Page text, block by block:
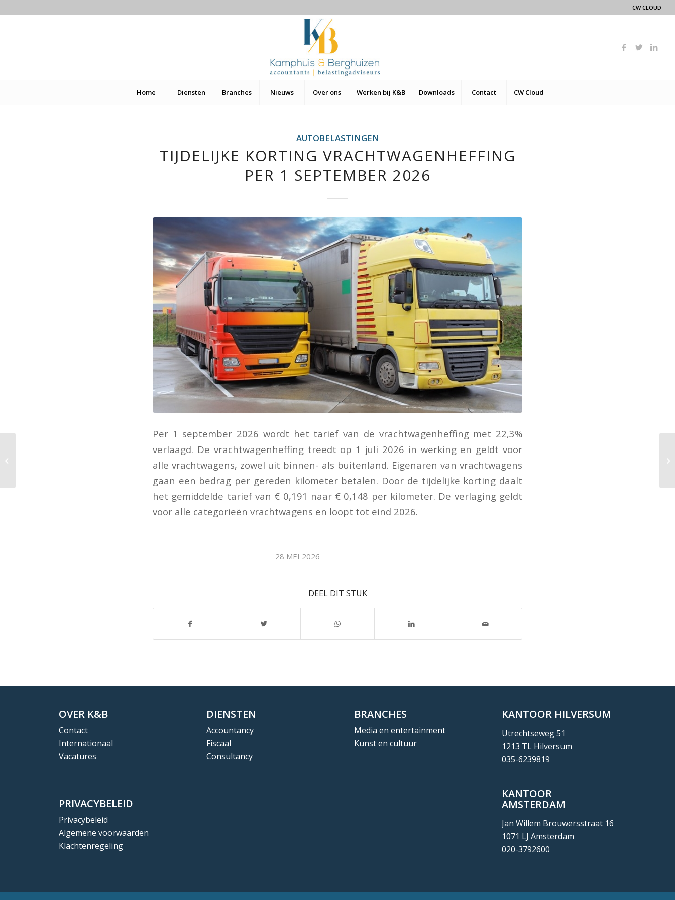
CW CLOUD
Home Diensten Branches Nieuws Over ons Werken bij K&B Downloads Contact CW Cloud
AUTOBELASTINGEN
TIJDELIJKE KORTING VRACHTWAGENHEFFING
PER 1 SEPTEMBER 2026
Per 1 september 2026 wordt het tarief van de vrachtwagenheffing met 22,3%
verlaagd. De vrachtwagenheffing treedt op 1 juli 2026 in werking en geldt voor
alle vrachtwagens, zowel uit binnen- als buitenland. Eigenaren van vrachtwagens
gaan een bedrag per gereden kilometer betalen. Door de tijdelijke korting daalt
het gemiddelde tarief van € 0,191 naar € 0,148 per kilometer. De verlaging geldt
voor alle categorieën vrachtwagens en loopt tot eind 2026.
28 MEI 2026
/
DEEL DIT STUK
OVER K&B
Contact
Internationaal
Vacatures
PRIVACYBELEID
Privacybeleid
Algemene voorwaarden
Klachtenregeling
DIENSTEN
Accountancy
Fiscaal
Consultancy
BRANCHES
Media en entertainment
Kunst en cultuur
KANTOOR HILVERSUM
Utrechtseweg 51
1213 TL Hilversum
035-6239819
KANTOOR
AMSTERDAM
Jan Willem Brouwersstraat 16
1071 LJ Amsterdam
020-3792600